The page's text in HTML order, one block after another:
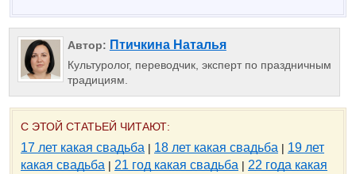
Автор: Птичкина Наталья
Культуролог, переводчик, эксперт по праздничным
традициям.
С ЭТОЙ СТАТЬЕЙ ЧИТАЮТ:
17 лет какая свадьба | 18 лет какая свадьба | 19 лет
какая свадьба | 21 год какая свадьба | 22 года какая